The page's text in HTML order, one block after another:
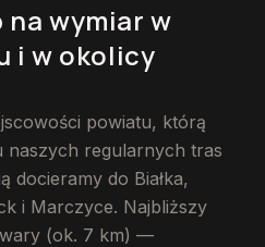
na wymiar w
i w okolicy
powiatu, którą
naszych regularnych tras
docieramy do Białka,
i Marczyce. Najbliższy
(ok. 7 km) —